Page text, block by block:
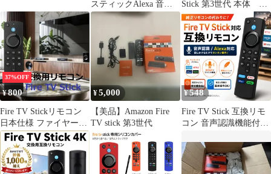
スティックAlexa 音声
リモコン第3世代
Stick 第3世代 本体 ケ
ーブルなど付属
37%OFF
¥800
Fire TV Stickリモコン
日本仕様 ファイヤース
ティック4K 第2/3世代
Light MAX CUBE ウル
トラHD HDR テレビス
ティック テレビリモコ
¥5,000
【美品】Amazon Fire
TV stick 第3世代
¥548
Fire TV Stick 互換リモ
コン 音声認識機能付き
スティック 4K / 4K
MAX / 第3世代 対応
Netflix Hulu Disney+